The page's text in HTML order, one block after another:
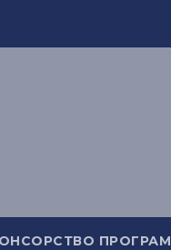
ПРОГРАМ